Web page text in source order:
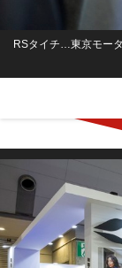
RSタイチ…東京モー